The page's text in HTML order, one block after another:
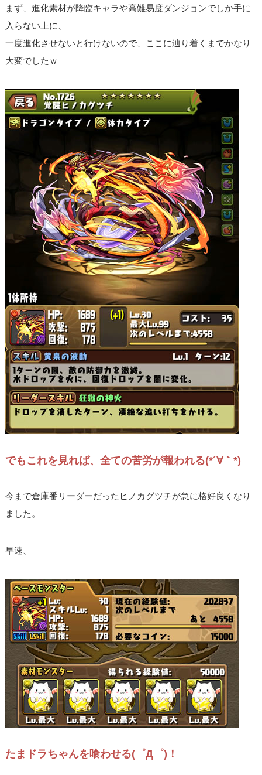
まず、進化素材が降臨キャラや高難易度ダンジョンでしか手に
入らない上に、
一度進化させないと行けないので、ここに辿り着くまでかなり
大変でしたｗ
でもこれを見れば、全ての苦労が報われる(*´∀｀*)
今まで倉庫番リーダーだったヒノカグツチが急に格好良くなり
ました。
早速、
たまドラちゃんを喰わせる(゜Д゜)！